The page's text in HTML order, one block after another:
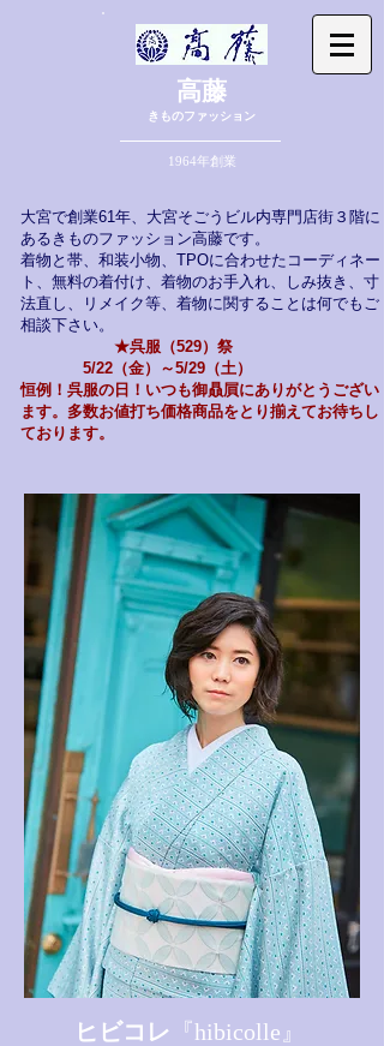
高藤
きものファッション
1964年創業
大宮で創業61年、大宮そごうビル内専門店街３階に
あるきものファッション高藤です。
着物と帯、和装小物、TPOに合わせたコーディネー
ト、無料の着付け、着物のお手入れ、しみ抜き、寸
法直し、リメイク等、 着物に関することは何でもご
相談下さい。
★呉服（529）祭
5/22（金）～5/29（土）
​恒例！呉服の日！いつも御贔屓にありがとうござい
ます。多数お値打ち価格商品をとり揃えてお待ちし
ております。
ヒビコレ 『hibicolle』